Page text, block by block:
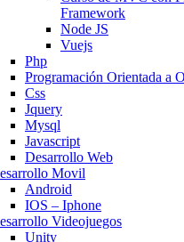
Framework
Node JS
Vuejs
Php
Programación Orientada a
Css
Jquery
Mysql
Javascript
Desarrollo Web
Movil
Android
IOS – Iphone
Videojuegos
Unity